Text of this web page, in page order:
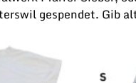
gespendet. Gib